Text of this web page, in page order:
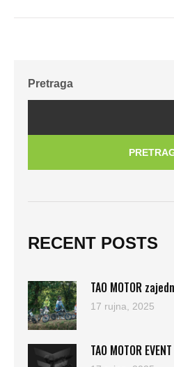
Pretraga
RECENT POSTS
TAO MOTOR
17 rujna, 2025
TAO MOTOR EVENT